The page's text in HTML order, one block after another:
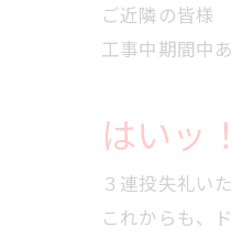
ご近隣の皆様
工事中期間中
はいッ
３連投失礼い
これからも、